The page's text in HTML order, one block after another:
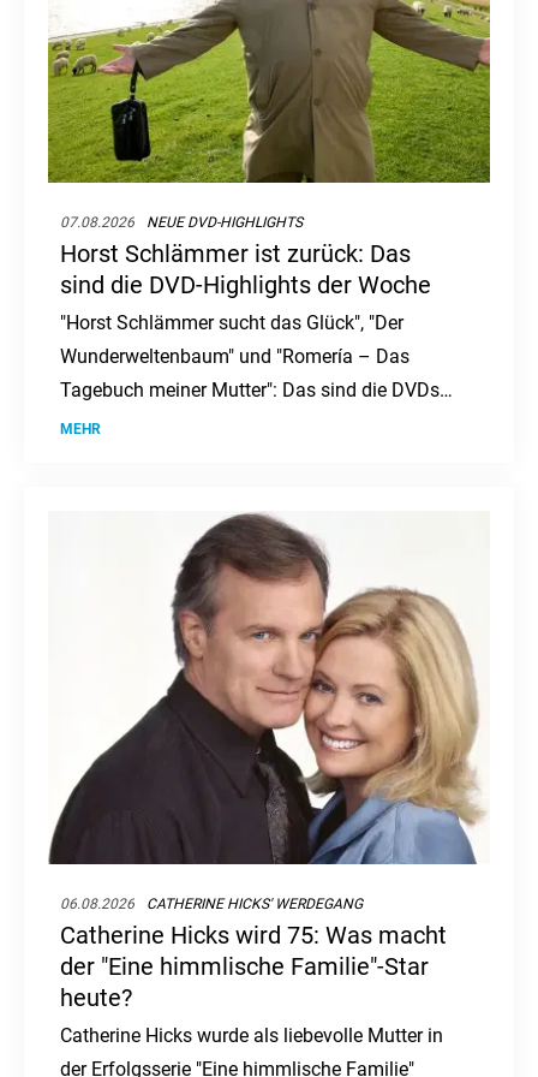
07.08.2026 NEUE DVD-HIGHLIGHTS
Horst Schlämmer ist zurück: Das
sind die DVD-Highlights der Woche
"Horst Schlämmer sucht das Glück", "Der
Wunderweltenbaum" und "Romería – Das
Tagebuch meiner Mutter": Das sind die DVDs
und Blu-rays der Woche.
MEHR
06.08.2026 CATHERINE HICKS' WERDEGANG
Catherine Hicks wird 75: Was macht
der "Eine himmlische Familie"-Star
heute?
Catherine Hicks wurde als liebevolle Mutter in
der Erfolgsserie "Eine himmlische Familie"